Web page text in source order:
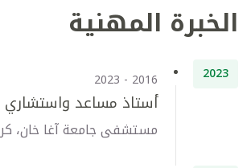
الخبرة المهنية
2023
2016 - 2023
أستاذ مساعد واستشاري
مستشفى جامعة آغا خان،